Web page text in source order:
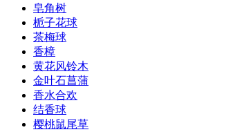
皂角树
栀子花球
茶梅球
香樟
黄花风铃木
金叶石菖蒲
香水合欢
结香球
樱桃鼠尾草